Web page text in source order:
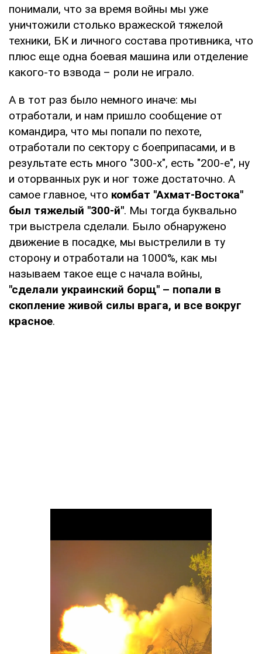
понимали, что за время войны мы уже
уничтожили столько вражеской тяжелой
техники, БК и личного состава противника, что
плюс еще одна боевая машина или отделение
какого-то взвода – роли не играло.
А в тот раз было немного иначе: мы
отработали, и нам пришло сообщение от
командира, что мы попали по пехоте,
отработали по сектору с боеприпасами, и в
результате есть много "300-х", есть "200-е", ну
и оторванных рук и ног тоже достаточно. А
самое главное, что комбат "Ахмат-Востока"
был тяжелый "300-й". Мы тогда буквально
три выстрела сделали. Было обнаружено
движение в посадке, мы выстрелили в ту
сторону и отработали на 1000%, как мы
называем такое еще с начала войны,
"сделали украинский борщ" – попали в
скопление живой силы врага, и все вокруг
красное.